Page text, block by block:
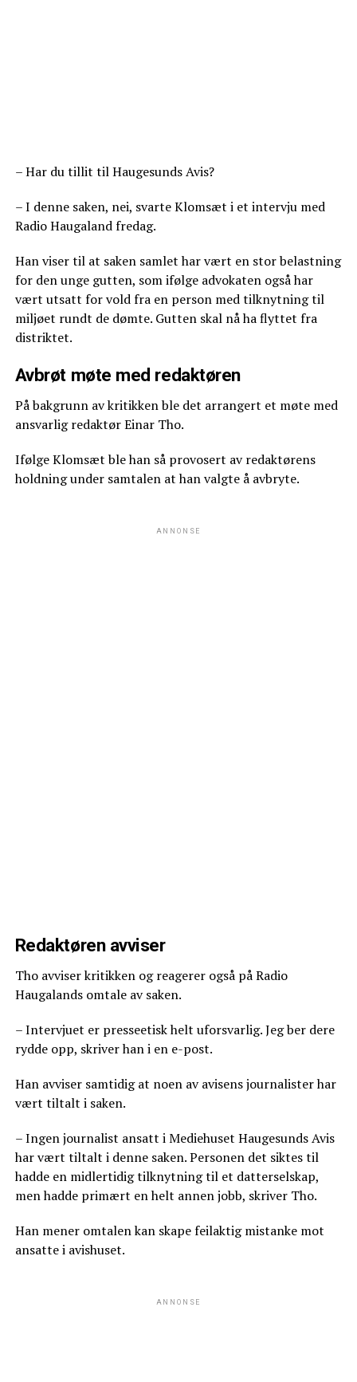
– Har du tillit til Haugesunds Avis?
– I denne saken, nei, svarte Klomsæt i et intervju med
Radio Haugaland fredag.
Han viser til at saken samlet har vært en stor belastning
for den unge gutten, som ifølge advokaten også har
vært utsatt for vold fra en person med tilknytning til
miljøet rundt de dømte. Gutten skal nå ha flyttet fra
distriktet.
Avbrøt møte med redaktøren
På bakgrunn av kritikken ble det arrangert et møte med
ansvarlig redaktør Einar Tho.
Ifølge Klomsæt ble han så provosert av redaktørens
holdning under samtalen at han valgte å avbryte.
ANNONSE
Redaktøren avviser
Tho avviser kritikken og reagerer også på Radio
Haugalands omtale av saken.
– Intervjuet er presseetisk helt uforsvarlig. Jeg ber dere
rydde opp, skriver han i en e-post.
Han avviser samtidig at noen av avisens journalister har
vært tiltalt i saken.
– Ingen journalist ansatt i Mediehuset Haugesunds Avis
har vært tiltalt i denne saken. Personen det siktes til
hadde en midlertidig tilknytning til et datterselskap,
men hadde primært en helt annen jobb, skriver Tho.
Han mener omtalen kan skape feilaktig mistanke mot
ansatte i avishuset.
ANNONSE